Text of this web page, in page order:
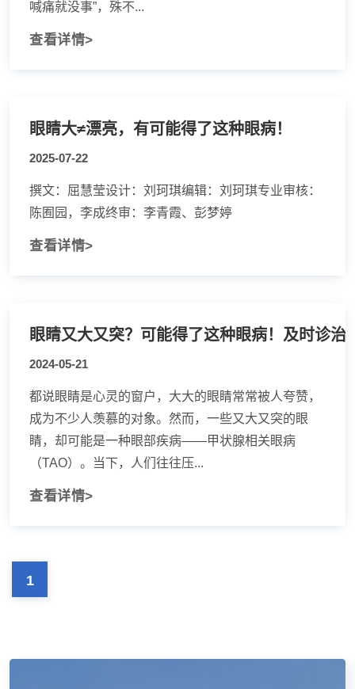
喊痛就没事”，殊不...
查看详情>
眼睛大≠漂亮，有可能得了这种眼病！
2025-07-22
撰文：屈慧莹设计：刘珂琪编辑：刘珂琪专业审核：
陈囿园，李成终审：李青霞、彭梦婷
查看详情>
眼睛又大又突？可能得了这种眼病！及时诊治
2024-05-21
都说眼睛是心灵的窗户，大大的眼睛常常被人夸赞，
成为不少人羡慕的对象。然而，一些又大又突的眼
睛，却可能是一种眼部疾病——甲状腺相关眼病
（TAO）。当下，人们往往压...
查看详情>
1